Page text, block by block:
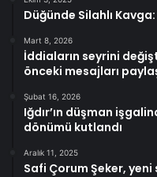
Düğünde Silahlı Kavga:
Mart 8, 2026
İddiaların seyrini
önceki mesajları
Şubat 16, 2026
Iğdır’ın düşman
dönümü kutlandı
Aralık 11, 2025
Safi Çorum Şeker,